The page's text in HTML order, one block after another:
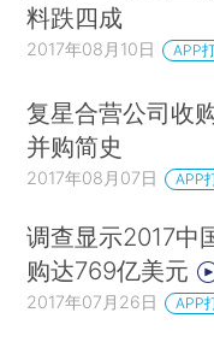
料跌四成
2017年08月10日 APP
复星合营公司收
并购简史
2017年08月07日 APP
调查显示2017中
购达769亿美元
2017年07月26日 APP